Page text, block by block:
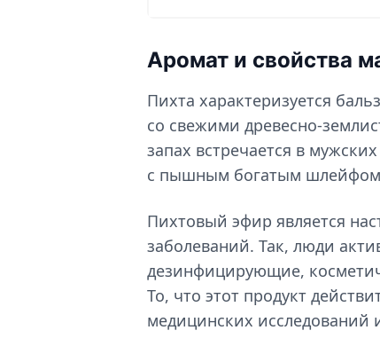
Аромат и свойства
Пихта характеризуется
со свежими древесно-
запах встречается в
с пышным богатым
Пихтовый эфир является
заболеваний. Так, люди
дезинфицирующие,
То, что этот продукт
медицинских исследований